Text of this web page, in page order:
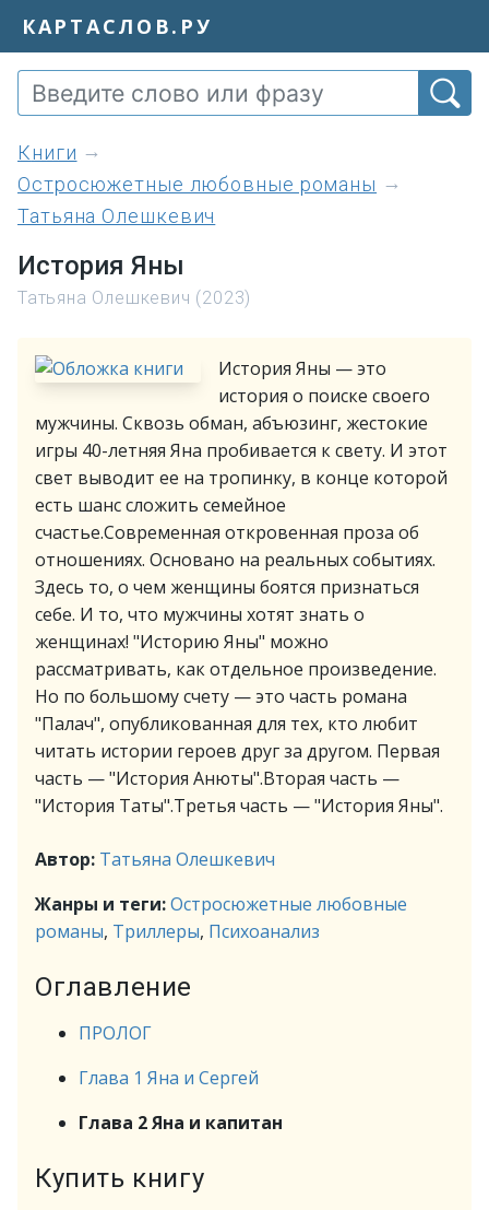
КАРТАСЛОВ.РУ
книги
Остросюжетные любовные романы
Татьяна Олешкевич
История Яны
Татьяна Олешкевич (2023)
История Яны — это
история о поиске своего
мужчины. Сквозь обман, абъюзинг, жестокие
игры 40-летняя Яна пробивается к свету. И этот
свет выводит ее на тропинку, в конце которой
есть шанс сложить семейное
счастье.Современная откровенная проза об
отношениях. Основано на реальных событиях.
Здесь то, о чем женщины боятся признаться
себе. И то, что мужчины хотят знать о
женщинах! "Историю Яны" можно
рассматривать, как отдельное произведение.
Но по большому счету — это часть романа
"Палач", опубликованная для тех, кто любит
читать истории героев друг за другом. Первая
часть — "История Анюты".Вторая часть —
"История Таты".Третья часть — "История Яны".
Автор: Татьяна Олешкевич
Жанры и теги:Остросюжетные любовные
романы, Триллеры, Психоанализ
Оглавление
ПРОЛОГ
Глава 1 Яна и Сергей
Глава 2 Яна и капитан
Купить книгу